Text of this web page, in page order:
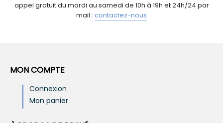
appel gratuit du mardi au samedi de 10h à 19h et 24h/24 par
mail : contactez-nous
MON COMPTE
Connexion
Mon panier